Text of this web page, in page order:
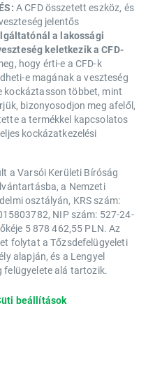
A CFD összetett eszköz, és
jelentős
a lakossági
keletkezik a CFD-
hogy érti-e a CFD-k
e magának a veszteség
kockáztasson többet, mint
bizonyosodjon meg afelől,
a termékkel kapcsolatos
kockázatkezelési
a Varsói Kerületi Bíróság
a Nemzeti
osztályán, KRS szám:
NIP szám: 527-24-
5 878 462,55 PLN. Az
folytat a Tőzsdefelügyeleti
alapján, és a Lengyel
felügyelete alá tartozik.
beállítások